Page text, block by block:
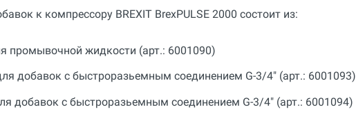
к компрессору BREXIT BrexPULSE 2000 состоит из:
промывочной жидкости (арт.: 6001090)
добавок с быстроразьемным соединением G-3/4" (арт.: 6001093)
добавок с быстроразьемным соединением G-3/4" (арт.: 6001094)